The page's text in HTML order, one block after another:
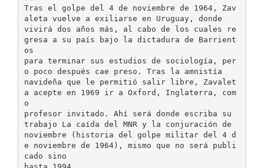
Tras el golpe del 4 de noviembre de 1964, Zav
aleta vuelve a exiliarse en Uruguay, donde
vivirá dos años más, al cabo de los cuales re
gresa a su país bajo la dictadura de Barrient
os
para terminar sus estudios de sociología, per
o poco después cae preso. Tras la amnistía
navideña que le permitió salir libre, Zavalet
a acepte en 1969 ir a Oxford, Inglaterra, com
o
profesor invitado. Ahí será donde escriba su
trabajo La caída del MNR y la conjuración de
noviembre (historia del golpe militar del 4 d
e noviembre de 1964), mismo que no será publi
cado sino
hasta 1994.